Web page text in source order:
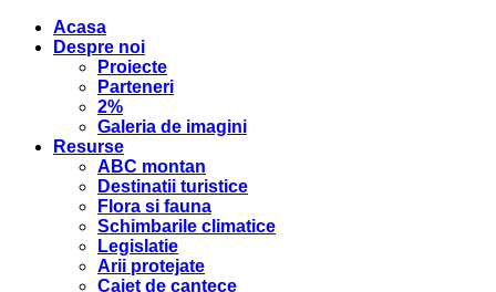
Acasa
Despre noi
Proiecte
Parteneri
2%
Galeria de imagini
Resurse
ABC montan
Destinatii turistice
Flora si fauna
Schimbarile climatice
Legislatie
Arii protejate
Caiet de cantece